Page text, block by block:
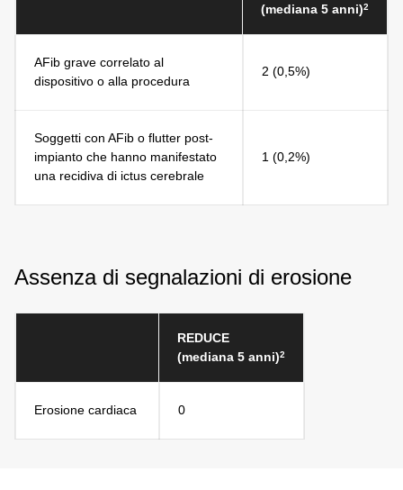
(mediana 5 anni)2
AFib grave correlato al
dispositivo o alla procedura
2 (0,5%)
Soggetti con AFib o flutter post-
impianto che hanno manifestato
una recidiva di ictus cerebrale
1 (0,2%)
Assenza di segnalazioni di erosione
REDUCE
(mediana 5 anni)2
Erosione cardiaca 0